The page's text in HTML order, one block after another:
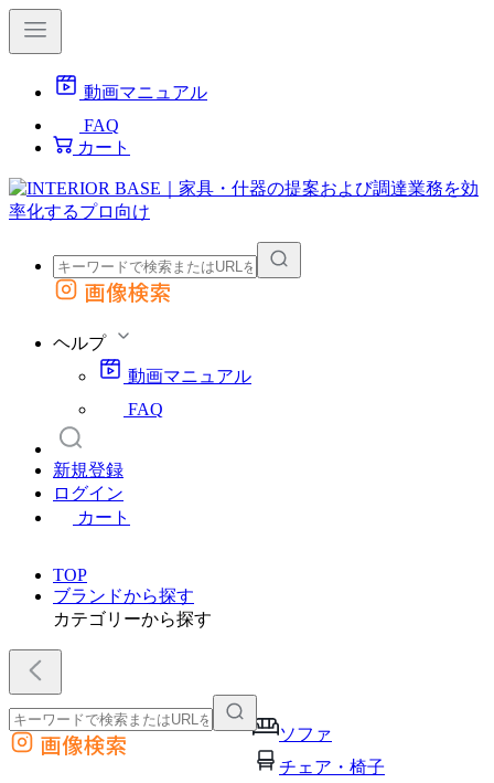
動画マニュアル
FAQ
カート
外部サイトの商品をカートに追加
画像検索
ヘルプ
動画マニュアル
FAQ
新規登録
ログイン
カート
TOP
ブランドから探す
カテゴリーから探す
ソファ
チェア・椅子
外部サイトの商品をカートに追加
他のサイトで見つけた商品ページのURLを貼り付けて、カートに追加できます
画像検索